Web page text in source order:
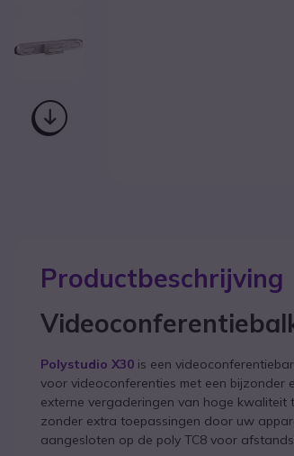
Productbeschrijving
Polystudio X30 is een
voor videoconferenties met een bijzonder
externe vergaderingen van hoge kwaliteit
zonder extra toepassingen door uw
aangesloten op de poly TC8 voor